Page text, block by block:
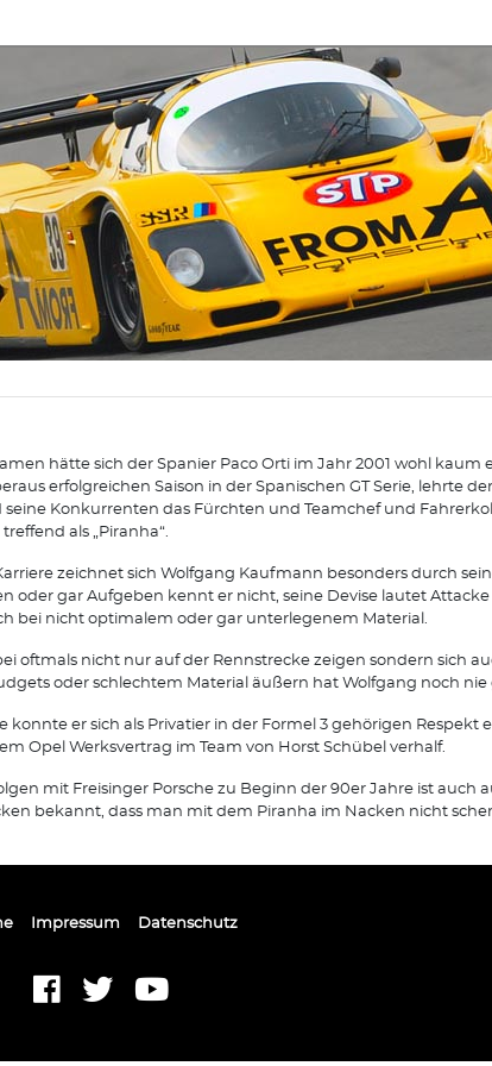
hätte sich der Spanier Paco Orti im Jahr 2001 wohl kaum
erfolgreichen Saison in der Spanischen GT Serie, lehrte
seine Konkurrenten das Fürchten und Teamchef und
als „Piranha“.
zeichnet sich Wolfgang Kaufmann besonders durch
oder gar Aufgeben kennt er nicht, seine Devise lautet Attacke
bei nicht optimalem oder gar unterlegenem Material.
oftmals nicht nur auf der Rennstrecke zeigen sondern sich
oder schlechtem Material äußern hat Wolfgang noch nie
konnte er sich als Privatier in der Formel 3 gehörigen Respekt
Opel Werksvertrag im Team von Horst Schübel verhalf.
mit Freisinger Porsche zu Beginn der 90er Jahre ist auch
bekannt, dass man mit dem Piranha im Nacken nicht
Impressum Datenschutz